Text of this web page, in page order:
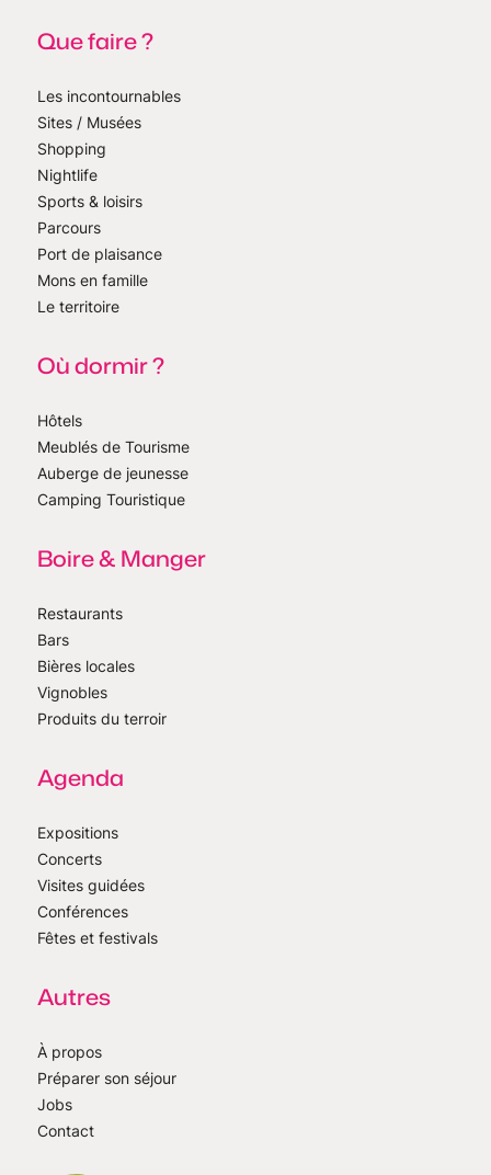
Que faire ?
Les incontournables
Sites / Musées
Shopping
Nightlife
Sports & loisirs
Parcours
Port de plaisance
Mons en famille
Le territoire
Où dormir ?
Hôtels
Meublés de Tourisme
Auberge de jeunesse
Camping Touristique
Boire & Manger
Restaurants
Bars
Bières locales
Vignobles
Produits du terroir
Agenda
Expositions
Concerts
Visites guidées
Conférences
Fêtes et festivals
Autres
À propos
Préparer son séjour
Jobs
Contact